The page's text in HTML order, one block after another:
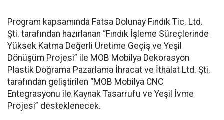
Program kapsamında Fatsa Dolunay Fındık Tic. Ltd.
Şti. tarafından hazırlanan “Fındık İşleme Süreçlerinde
Yüksek Katma Değerli Üretime Geçiş ve Yeşil
Dönüşüm Projesi” ile MOB Mobilya Dekorasyon
Plastik Doğrama Pazarlama İhracat ve İthalat Ltd. Şti.
tarafından geliştirilen “MOB Mobilya CNC
Entegrasyonu ile Kaynak Tasarrufu ve Yeşil İvme
Projesi” desteklenecek.